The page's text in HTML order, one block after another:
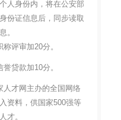
人身份内，将在公安部
份证信息后，同步读取
。
称评审加20分。
誉贷款加10分。
人才网主办的全国网络
资料，供国家500强等
才。